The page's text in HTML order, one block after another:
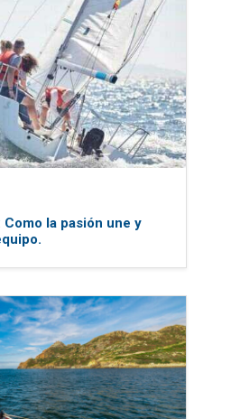
la pasión une y